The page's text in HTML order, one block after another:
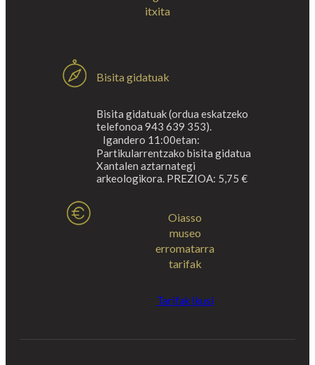
itxita
Bisita gidatuak
Bisita gidatuak (ordua eskatzeko
telefonoa 943 639 353).
Igandero 11:00etan:
Partikularrentzako bisita gidatua
Xantalen aztarnategi
arkeologikora. PREZIOA: 5,75 €
Oiasso
museo
erromatarra
tarifak
Tarifak Ikusi